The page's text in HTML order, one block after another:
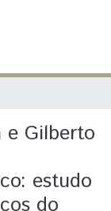
e Gilberto
estudo